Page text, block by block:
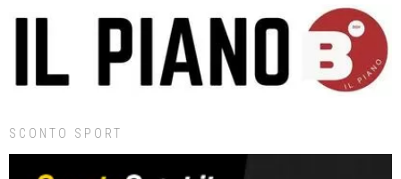
SCONTO SPORT